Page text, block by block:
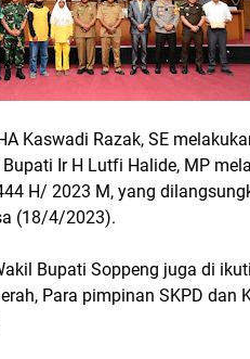
Kaswadi Razak, SE
Ir H Lutfi Halide, MP
H/ 2023 M, yang
(18/4/2023).
Bupati Soppeng juga di
Para pimpinan SKPD dan